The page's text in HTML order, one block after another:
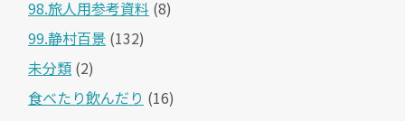
98.旅人用参考資料 (8)
99.静村百景 (132)
未分類 (2)
食べたり飲んだり (16)